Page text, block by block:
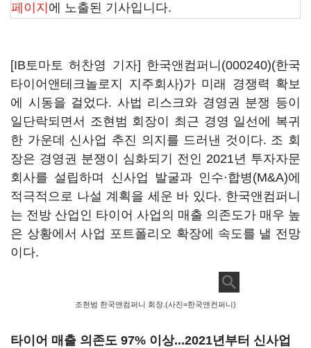
페이지 에 노출된 기사입니다.
[IB토마토 허찬영 기자] 한국앤컴퍼니(000240)(한국
타이어앤테크놀로지 지주회사)가 미래 경쟁력 확보
에 시동을 걸었다. 사법 리스크와 경영권 분쟁 등이
일단락되면서 조현범 회장이 최근 경영 일선에 복귀
한 가운데 신사업 추진 의지를 드러낸 것이다. 조 회
장은 경영권 분쟁이 심화되기 전인 2021년 투자자문
회사를 설립하며 신사업 발굴과 인수·합병(M&A)에
적극적으로 나설 계획을 세운 바 있다. 한국앤컴퍼니
는 전방 산업인 타이어 사업의 매출 의존도가 매우 높
은 상황에서 사업 포트폴리오 확장에 속도를 낼 전망
이다.
조현범 한국앤컴퍼니 회장.(사진=한국앤컨퍼니)
타이어 매출 의존도 97% 이상...2021년부터 신사업